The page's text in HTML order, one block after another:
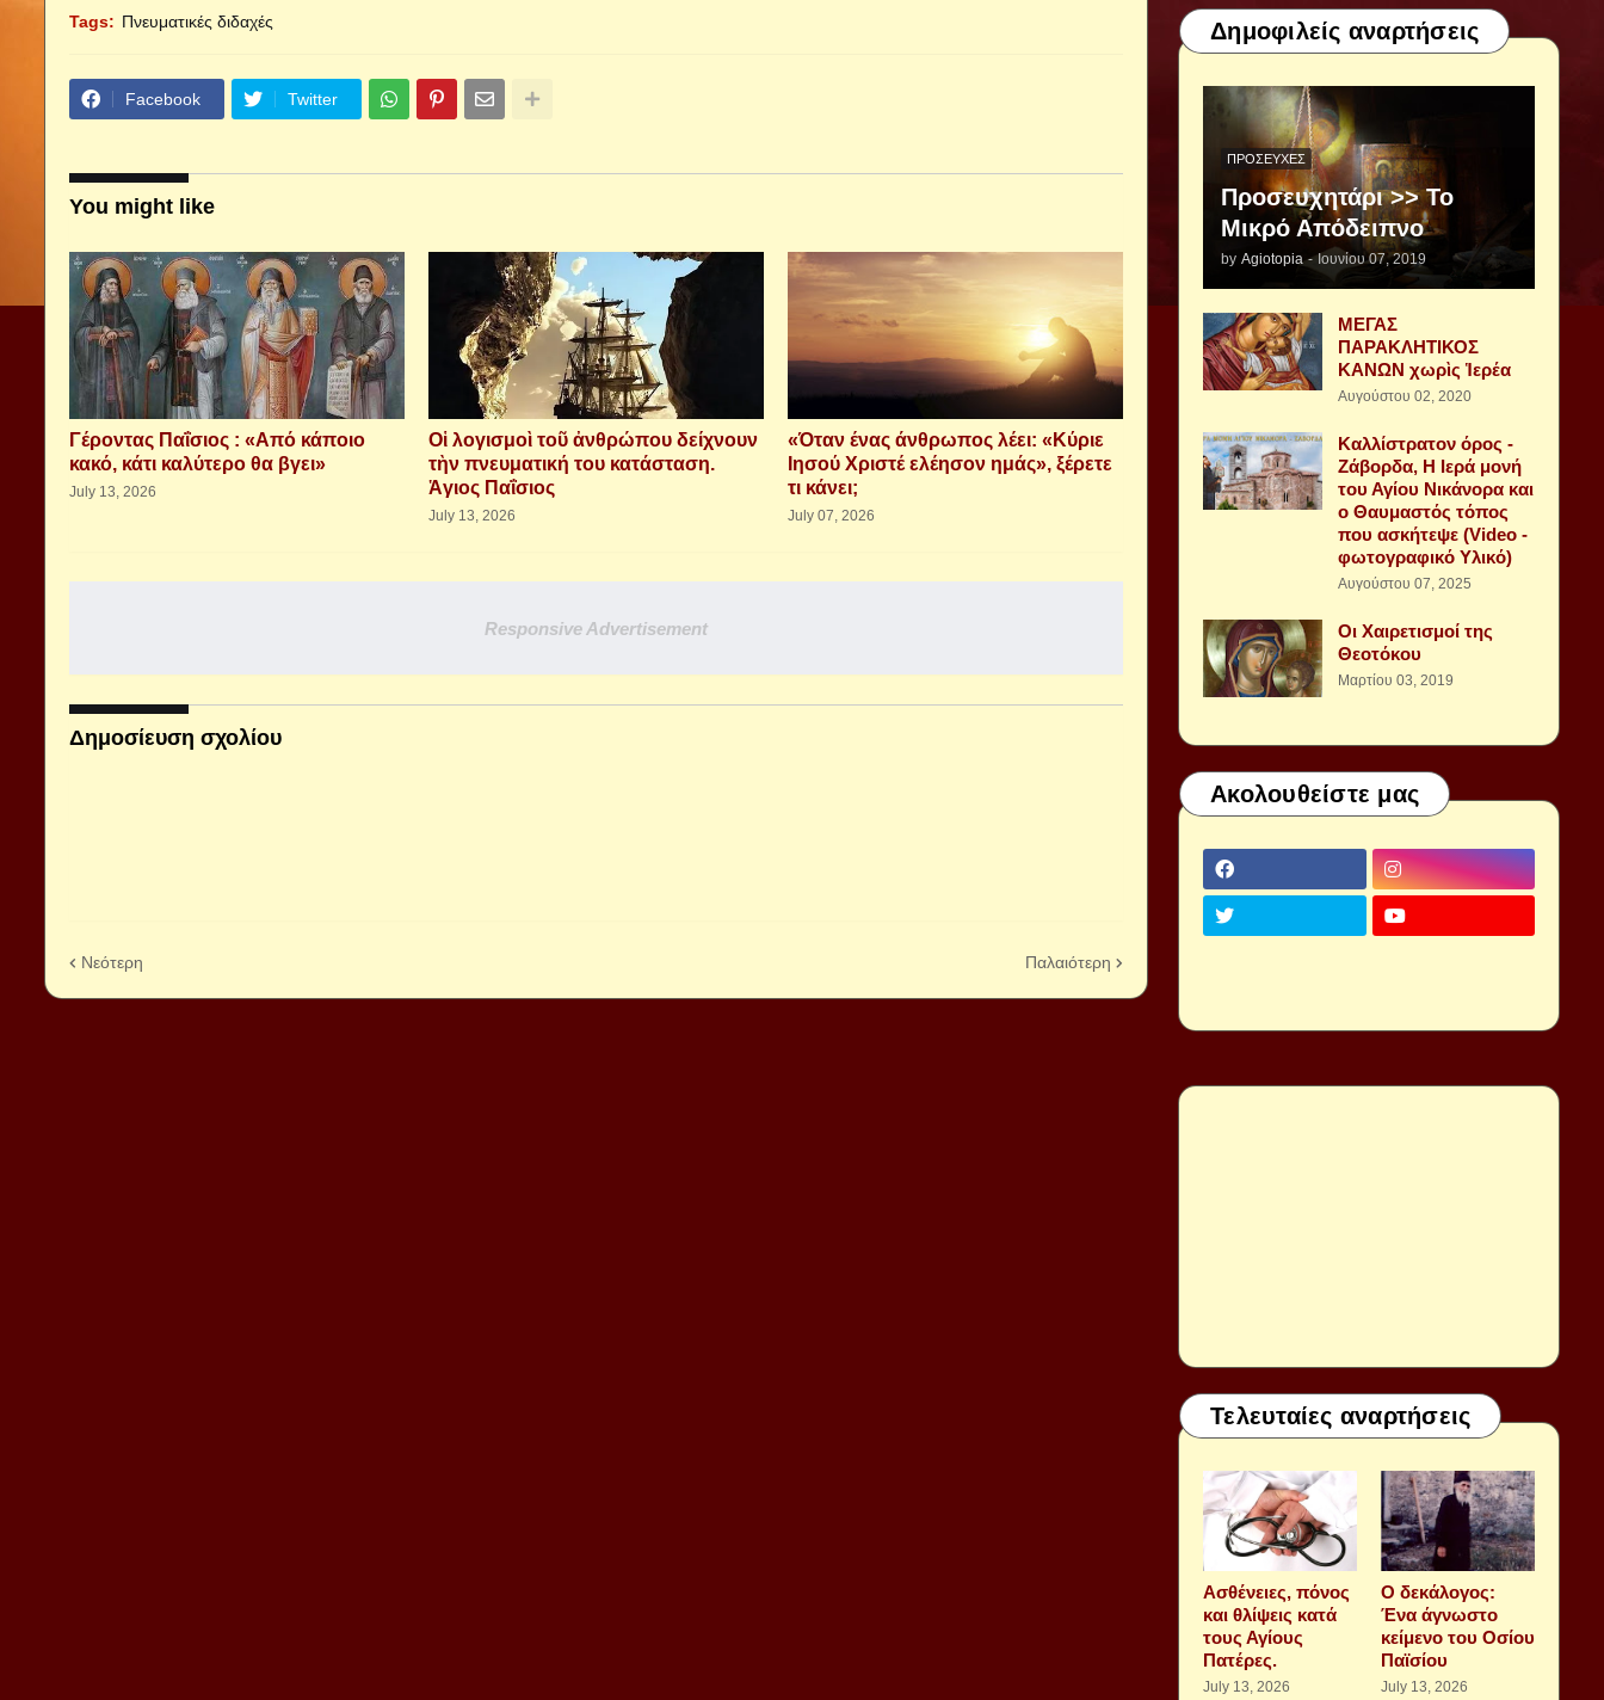
Tags: Πνευματικές διδαχές
Facebook Twitter
You might like
Γέροντας Παΐσιος : «Από κάποιο
κακό, κάτι καλύτερο θα βγει»
July 13, 2026
Οἱ λογισμοὶ τοῦ ἀνθρώπου δείχνουν
τὴν πνευματική του κατάσταση.
Ἁγιος Παΐσιος
July 13, 2026
«Όταν ένας άνθρωπος λέει: «Κύριε
Ιησού Χριστέ ελέησον ημάς», ξέρετε
τι κάνει;
July 07, 2026
Responsive Advertisement
Δημοσίευση σχολίου
Νεότερη Παλαιότερη
Δημοφιλείς αναρτήσεις
ΠΡΟΣΕΥΧΈΣ
Προσευχητάρι >> Το
Μικρό Απόδειπνο
by Agiotopia - Ιουνίου 07, 2019
ΜΕΓΑΣ
ΠΑΡΑΚΛΗΤΙΚΟΣ
ΚΑΝΩΝ χωρὶς Ἱερέα
Αυγούστου 02, 2020
Καλλίστρατον όρος -
Ζάβορδα, Η Ιερά μονή
του Αγίου Νικάνορα και
ο Θαυμαστός τόπος
που ασκήτεψε (Video -
φωτογραφικό Υλικό)
Αυγούστου 07, 2025
Οι Χαιρετισμοί της
Θεοτόκου
Μαρτίου 03, 2019
Ακολουθείστε μας
Τελευταίες αναρτήσεις
Aσθένειες, πόνος
και θλίψεις κατά
τους Αγίους
Πατέρες.
July 13, 2026
Ο δεκάλογος:
Ένα άγνωστο
κείμενο του Οσίου
Παϊσίου
July 13, 2026